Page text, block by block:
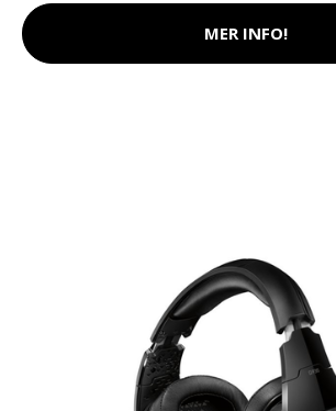
MER INFO!